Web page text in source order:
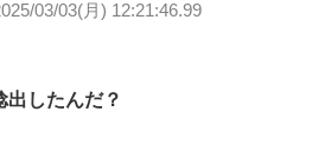
03/03(月) 12:21:46.99
出したんだ？